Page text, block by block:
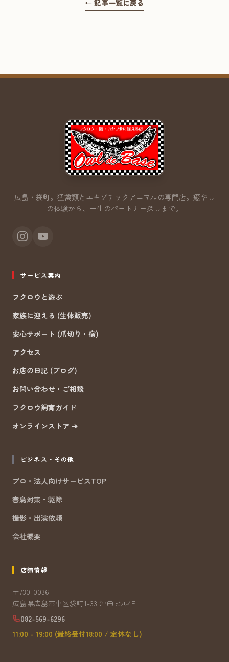
← 記事一覧に戻る
広島・袋町。猛禽類とエキゾチックアニマルの専門店。 癒やし
の体験から、一生のパートナー探しまで。
サービス案内
フクロウと遊ぶ
家族に迎える (生体販売)
安心サポート (爪切り・宿)
アクセス
お店の日記 (ブログ)
お問い合わせ・ご相談
フクロウ飼育ガイド
オンラインストア ➔
ビジネス・その他
プロ・法人向けサービスTOP
害鳥対策・駆除
撮影・出演依頼
会社概要
店舗情報
〒730-0036
広島県広島市中区袋町1-33 沖田ビル4F
082-569-6296
11:00 - 19:00 (最終受付18:00 / 定休なし)